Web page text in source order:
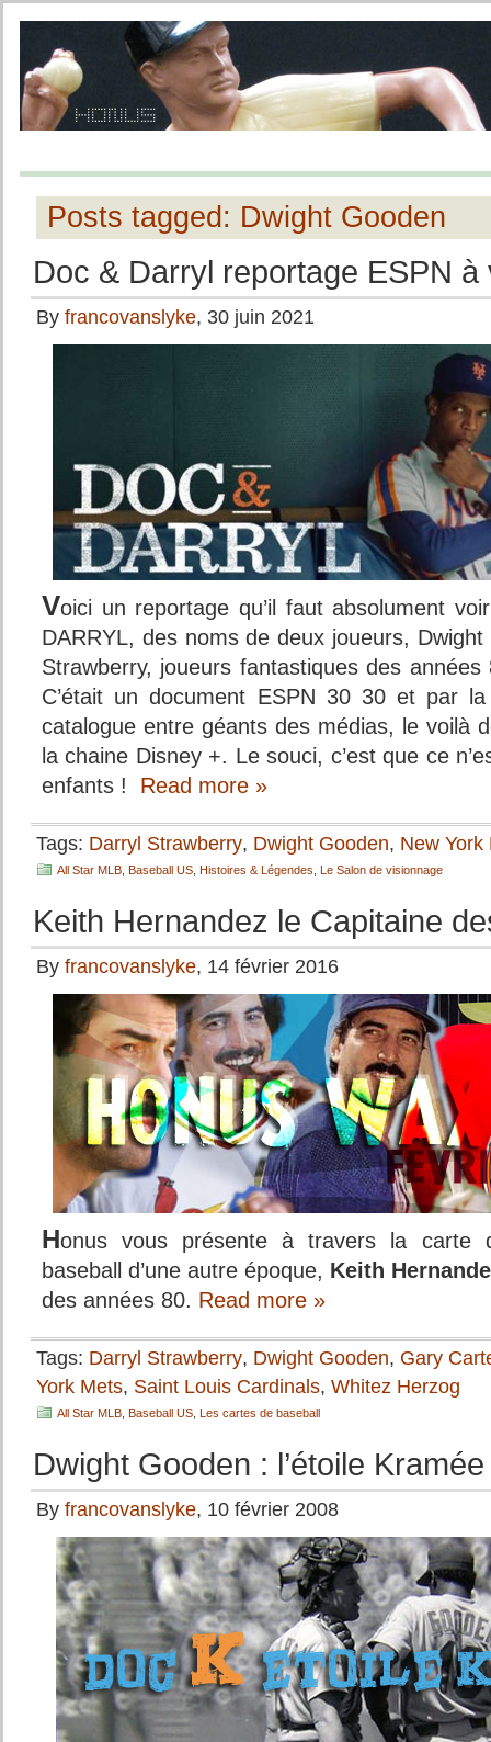
Posts tagged: Dwight Gooden
Doc & Darryl reportage ESPN à
By francovanslyke, 30 juin 2021
Voici un reportage qu’il faut absolument
DARRYL, des noms de deux joueurs,
Strawberry, joueurs fantastiques des
C’était un document ESPN 30 30 et par
catalogue entre géants des médias, le voilà
la chaine Disney +. Le souci, c’est que ce
enfants ! Read more »
Tags: Darryl Strawberry, Dwight Gooden, New York
All Star MLB Baseball US Histoires & Légendes Le Salon de visionnage
Keith Hernandez le Capitaine
By francovanslyke, 14 février 2016
Honus vous présente à travers la carte
baseball d’une autre époque, Keith
des années 80. Read more »
Tags: Darryl Strawberry, Dwight Gooden, Gary
York Mets, Saint Louis Cardinals, Whitez Herzog
All Star MLB Baseball US Les cartes de baseball
Dwight Gooden : l’étoile
By francovanslyke, 10 février 2008